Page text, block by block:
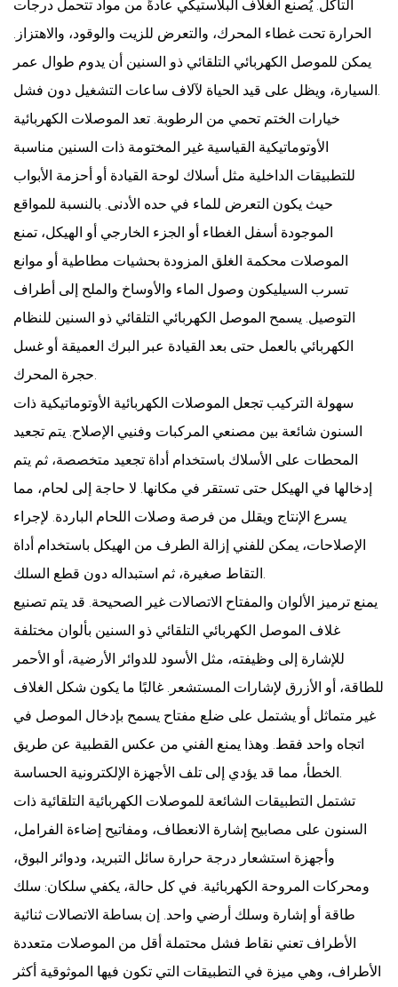
التآكل. يُصنع الغلاف البلاستيكي عادةً من مواد تتحمل درجات
الحرارة تحت غطاء المحرك، والتعرض للزيت والوقود، والاهتزاز.
يمكن للموصل الكهربائي التلقائي ذو السنين أن يدوم طوال عمر
السيارة، ويظل على قيد الحياة لآلاف ساعات التشغيل دون فشل.
خيارات الختم تحمي من الرطوبة. تعد الموصلات الكهربائية
الأوتوماتيكية القياسية غير المختومة ذات السنين مناسبة
للتطبيقات الداخلية مثل أسلاك لوحة القيادة أو أحزمة الأبواب
حيث يكون التعرض للماء في حده الأدنى. بالنسبة للمواقع
الموجودة أسفل الغطاء أو الجزء الخارجي أو الهيكل، تمنع
الموصلات محكمة الغلق المزودة بحشيات مطاطية أو موانع
تسرب السيليكون وصول الماء والأوساخ والملح إلى أطراف
التوصيل. يسمح الموصل الكهربائي التلقائي ذو السنين للنظام
الكهربائي بالعمل حتى بعد القيادة عبر البرك العميقة أو غسل
حجرة المحرك.
سهولة التركيب تجعل الموصلات الكهربائية الأوتوماتيكية ذات
السنون شائعة بين مصنعي المركبات وفنيي الإصلاح. يتم تجعيد
المحطات على الأسلاك باستخدام أداة تجعيد متخصصة، ثم يتم
إدخالها في الهيكل حتى تستقر في مكانها. لا حاجة إلى لحام، مما
يسرع الإنتاج ويقلل من فرصة وصلات اللحام الباردة. لإجراء
الإصلاحات، يمكن للفني إزالة الطرف من الهيكل باستخدام أداة
التقاط صغيرة، ثم استبداله دون قطع السلك.
يمنع ترميز الألوان والمفتاح الاتصالات غير الصحيحة. قد يتم تصنيع
غلاف الموصل الكهربائي التلقائي ذو السنين بألوان مختلفة
للإشارة إلى وظيفته، مثل الأسود للدوائر الأرضية، أو الأحمر
للطاقة، أو الأزرق لإشارات المستشعر. غالبًا ما يكون شكل الغلاف
غير متماثل أو يشتمل على ضلع مفتاح يسمح بإدخال الموصل في
اتجاه واحد فقط. وهذا يمنع الفني من عكس القطبية عن طريق
الخطأ، مما قد يؤدي إلى تلف الأجهزة الإلكترونية الحساسة.
تشتمل التطبيقات الشائعة للموصلات الكهربائية التلقائية ذات
السنون على مصابيح إشارة الانعطاف، ومفاتيح إضاءة الفرامل،
وأجهزة استشعار درجة حرارة سائل التبريد، ودوائر البوق،
ومحركات المروحة الكهربائية. في كل حالة، يكفي سلكان: سلك
طاقة أو إشارة وسلك أرضي واحد. إن بساطة الاتصالات ثنائية
الأطراف تعني نقاط فشل محتملة أقل من الموصلات متعددة
الأطراف، وهي ميزة في التطبيقات التي تكون فيها الموثوقية أكثر